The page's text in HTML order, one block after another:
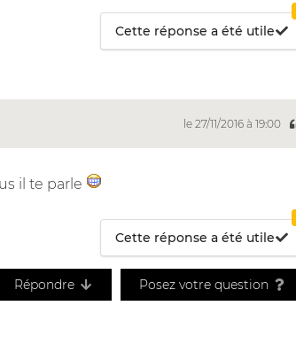
Cette réponse a été utile
le 27/11/2016 à 19:00
il te parle
Cette réponse a été utile
Répondre Posez votre question